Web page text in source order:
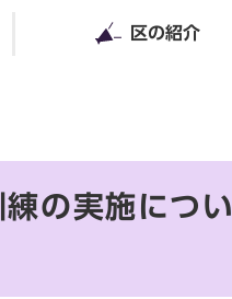
区の紹介
の実施につい